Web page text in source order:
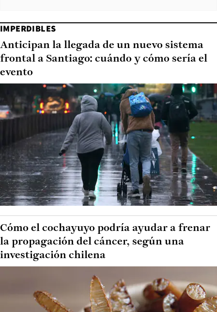
IMPERDIBLES
Anticipan la llegada de un nuevo sistema
frontal a Santiago: cuándo y cómo sería el
evento
Cómo el cochayuyo podría ayudar a frenar
la propagación del cáncer, según una
investigación chilena